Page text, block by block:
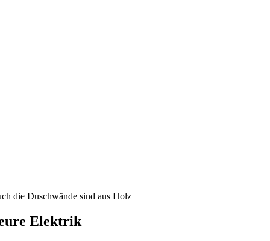
die Duschwände sind aus Holz
Elektrik